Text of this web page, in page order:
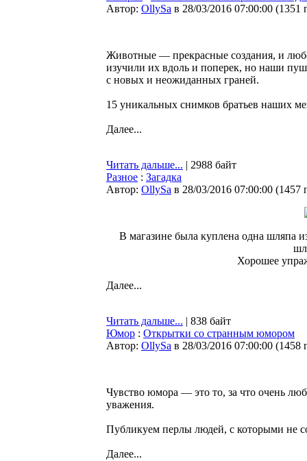
Автор: OllySa в 28/03/2016 07:00:00 (1351
Животные — прекрасные создания, и
изучили их вдоль и поперек, но наши
с новых и неожиданных граней.
15 уникальных снимков братьев наших
Далее...
Читать дальше... | 2988 байт
Разное : Загадка
Автор: OllySa в 28/03/2016 07:00:00 (1457
В магазине была куплена одна шляпа
Хорошее
Далее...
Читать дальше... | 838 байт
Юмор : Открытки со странным юмором
Автор: OllySa в 28/03/2016 07:00:00 (1458
Чувство юмора — это то, за что очень
уважения.
Публикуем перлы людей, с которыми не
Далее...